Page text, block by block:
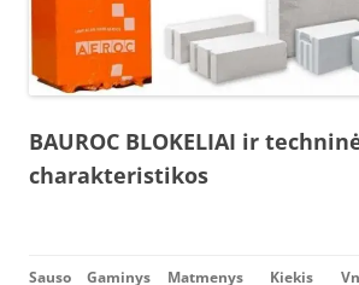
BAUROC BLOKELIAI ir
charakteristikos
Sauso Gaminys Matmenys Kiekis